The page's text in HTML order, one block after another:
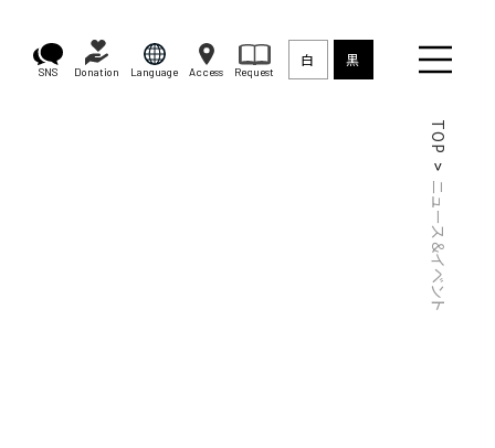
SNS Donation Language Access Request
白 黒
TOP
ニュース＆イベント